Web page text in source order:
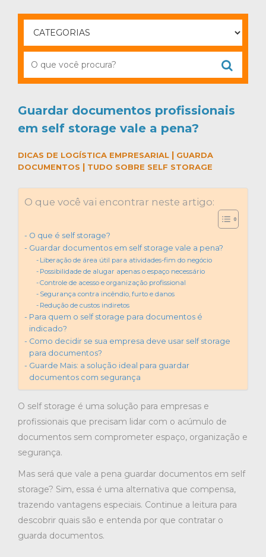
Guardar documentos profissionais
em self storage vale a pena?
DICAS DE LOGÍSTICA EMPRESARIAL | GUARDA
DOCUMENTOS | TUDO SOBRE SELF STORAGE
O que você vai encontrar neste artigo:
O que é self storage?
Guardar documentos em self storage vale a pena?
Liberação de área útil para atividades-fim do negócio
Possibilidade de alugar apenas o espaço necessário
Controle de acesso e organização profissional
Segurança contra incêndio, furto e danos
Redução de custos indiretos
Para quem o self storage para documentos é
indicado?
Como decidir se sua empresa deve usar self storage
para documentos?
Guarde Mais: a solução ideal para guardar
documentos com segurança
O self storage é uma solução para empresas e
profissionais que precisam lidar com o acúmulo de
documentos sem comprometer espaço, organização e
segurança.
Mas será que vale a pena guardar documentos em self
storage? Sim, essa é uma alternativa que compensa,
trazendo vantagens especiais. Continue a leitura para
descobrir quais são e entenda por que contratar o
guarda documentos.